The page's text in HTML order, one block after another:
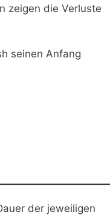
zeigen die Verluste
seinen Anfang
der jeweiligen